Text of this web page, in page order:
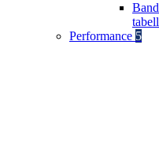
Performance 5